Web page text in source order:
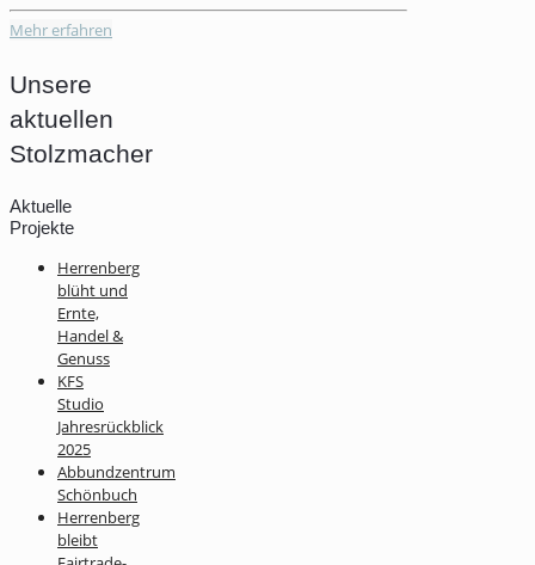
Mehr erfahren
Unsere
aktuellen
Stolzmacher
Aktuelle
Projekte
Herrenberg
blüht und
Ernte,
Handel &
Genuss
KFS
Studio
Jahresrückblick
2025
Abbundzentrum
Schönbuch
Herrenberg
bleibt